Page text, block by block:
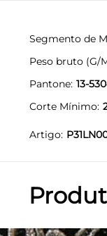
Segmento de
Peso bruto (G/
Pantone 13-
Corte Mínimo
Artigo